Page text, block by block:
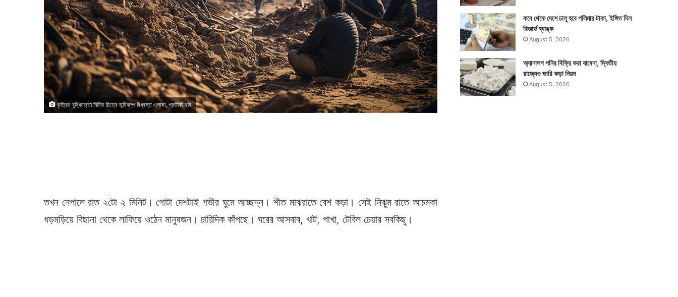
কৃত্রিম বুদ্ধিমত্তা নির্মিত চিত্রে ভূমিকম্প বিধ্বস্ত এলাকা, প্রতীকী ছবি
তখন নেপালে রাত ২টো ২ মিনিট। গোটা দেশটাই গভীর ঘুমে আচ্ছন্ন। শীত মাঝরাতে বেশ কড়া। সেই নিঝুম রাতে আচমকা
ধড়মড়িয়ে বিছানা থেকে লাফিয়ে ওঠেন মানুষজন। চারিদিক কাঁপছে। ঘরের আসবাব, খাট, পাখা, টেবিল চেয়ার সবকিছু।
কবে থেকে দেশে চালু হবে পলিমার টাকা, ইঙ্গিত দিল
রিজার্ভ ব্যাঙ্ক
August 5, 2026
অ্যানালগ পনির বিক্রি করা যাবেনা, দ্বিতীয়
রাজ্যেও জারি কড়া নিয়ম
August 5, 2026